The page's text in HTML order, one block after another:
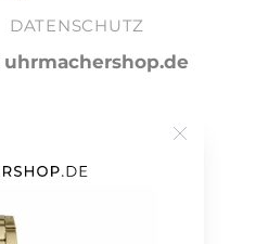
DATENSCHUTZ
uhrmachershop.de
Close